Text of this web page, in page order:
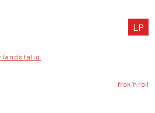
LP
frok ’n roll